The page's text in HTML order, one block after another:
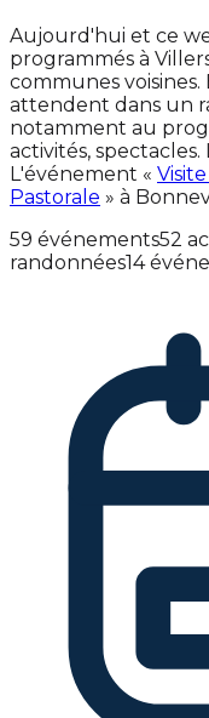
Aujourd'hui et ce
programmés à
communes
attendent dans un
notamment au
activités,
L'événement «
Pastorale » à
59 événements52
randonnées14